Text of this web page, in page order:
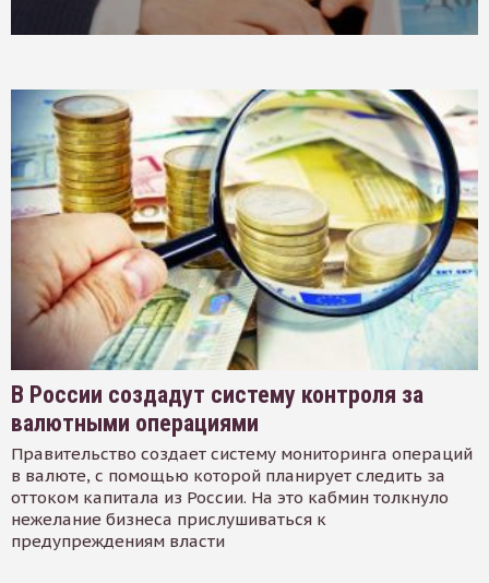
В России создадут систему контроля за
валютными операциями
Правительство создает систему мониторинга операций
в валюте, с помощью которой планирует следить за
оттоком капитала из России. На это кабмин толкнуло
нежелание бизнеса прислушиваться к
предупреждениям власти